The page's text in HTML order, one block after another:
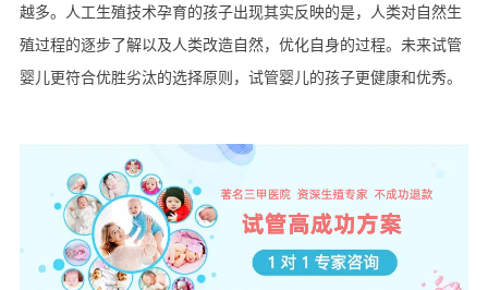
越多。人工生殖技术孕育的孩子出现其实反映的是，人类对自然生
殖过程的逐步了解以及人类改造自然，优化自身的过程。未来试管
婴儿更符合优胜劣汰的选择原则，试管婴儿的孩子更健康和优秀。